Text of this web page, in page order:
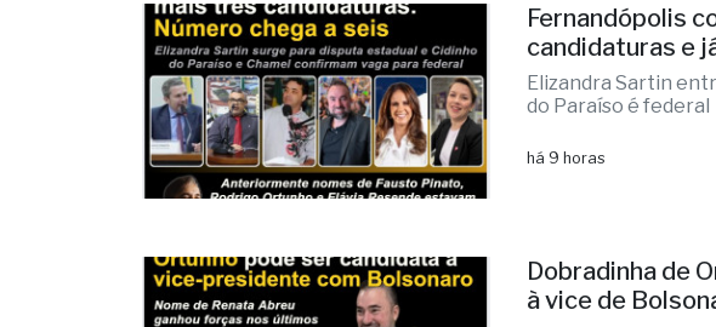
Fernandópolis
candidaturas e
Elizandra Sartin
do Paraíso é federal
há 9 horas
Dobradinha de
à vice de